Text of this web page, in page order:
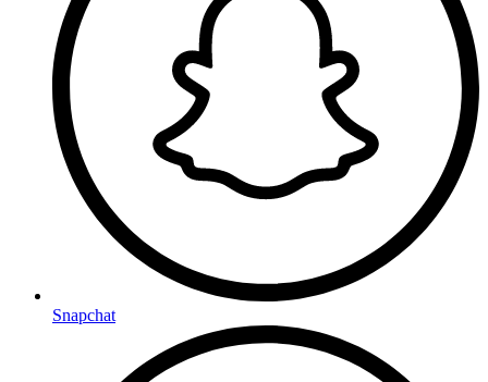
Snapchat